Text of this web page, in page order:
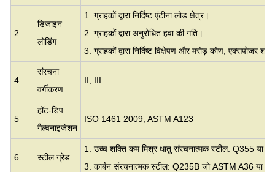
2
डिजाइन
लोडिंग
1. ग्राहकों द्वारा निर्दिष्ट एंटीना लोड क्षेत्र।
2. ग्राहकों द्वारा अनुरोधित हवा की गति।
3. ग्राहकों द्वारा निर्दिष्ट विक्षेपण और मरोड़ कोण, एक्सपोजर
4
संरचना
वर्गीकरण
II, III
5
हॉट-डिप
गैल्वनाइजेशन
ISO 1461 2009, ASTM A123
6 स्टील ग्रेड
1. उच्च शक्ति कम मिश्र धातु संरचनात्मक स्टील: Q355 या
3. कार्बन संरचनात्मक स्टील: Q235B जो ASTM A36 या